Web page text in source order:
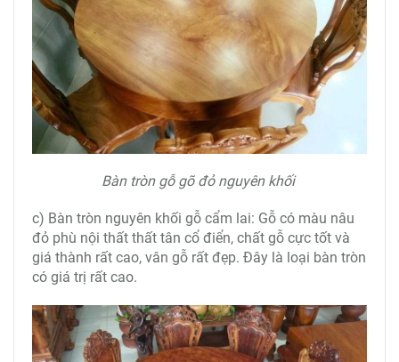
Bàn tròn gỗ gõ đỏ nguyên khối
c) Bàn tròn nguyên khối gỗ cẩm lai: Gỗ có màu nâu
đỏ phù nội thất thất tân cổ điển, chất gỗ cực tốt và
giá thành rất cao, vân gỗ rất đẹp. Đây là loại bàn tròn
có giá trị rất cao.